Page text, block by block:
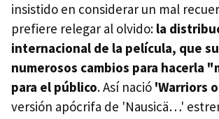
insistido en considerar un mal
prefiere relegar al olvido: la
internacional de la película, que
numerosos cambios para hacerla
para el público. Así nació 'Warriors
versión apócrifa de 'Nausicä…'